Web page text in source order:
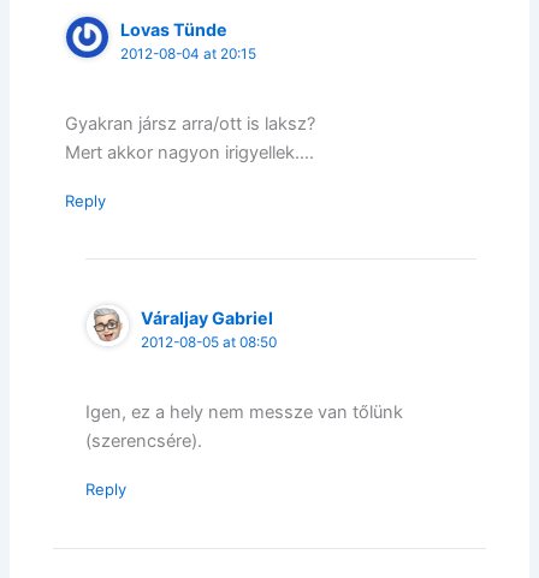
Lovas Tünde
2012-08-04 at 20:15
Gyakran jársz arra/ott is laksz?
Mert akkor nagyon irigyellek….
Reply
Váraljay Gabriel
2012-08-05 at 08:50
Igen, ez a hely nem messze van tőlünk
(szerencsére).
Reply